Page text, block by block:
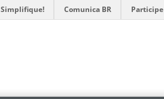
Simplifique! Comunica BR Participe